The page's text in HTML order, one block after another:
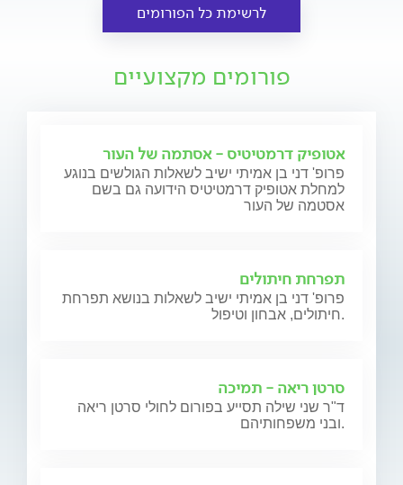
לרשימת כל הפורומים
פורומים מקצועיים
אטופיק דרמטיטיס - אסתמה של העור
פרופ' דני בן אמיתי ישיב לשאלות הגולשים בנוגע
למחלת אטופיק דרמטיטיס הידועה גם בשם
אסטמה של העור
תפרחת חיתולים
פרופ' דני בן אמיתי ישיב לשאלות בנושא תפרחת
חיתולים, אבחון וטיפול.
סרטן ריאה - תמיכה
ד"ר שני שילה תסייע בפורום לחולי סרטן ריאה
ובני משפחותיהם.